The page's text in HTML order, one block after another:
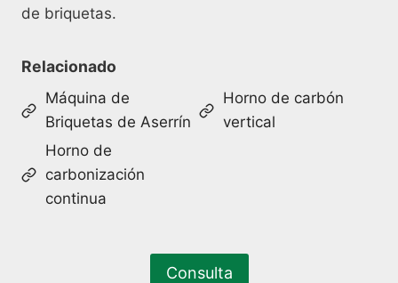
de briquetas.
Relacionado
Máquina de
Briquetas de Aserrín
Horno de carbón
vertical
Horno de
carbonización
continua
Consulta